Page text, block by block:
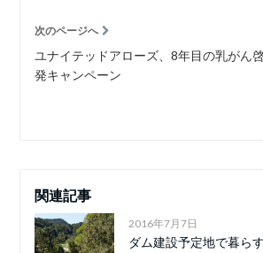
次のページへ
ユナイテッドアローズ、8年目の乳がん啓
発キャンペーン
関連記事
2016年7月7日
ダム建設予定地で暮ら